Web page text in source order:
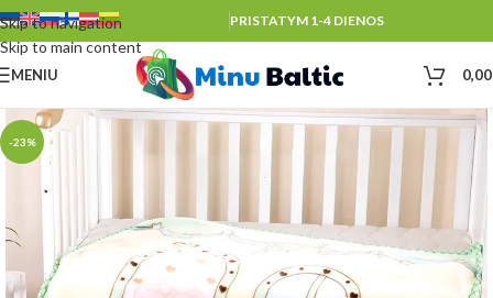
Skip to navigation
Skip to main content
PRISTATYM 1-4 DIENOS
MENIU
-23%